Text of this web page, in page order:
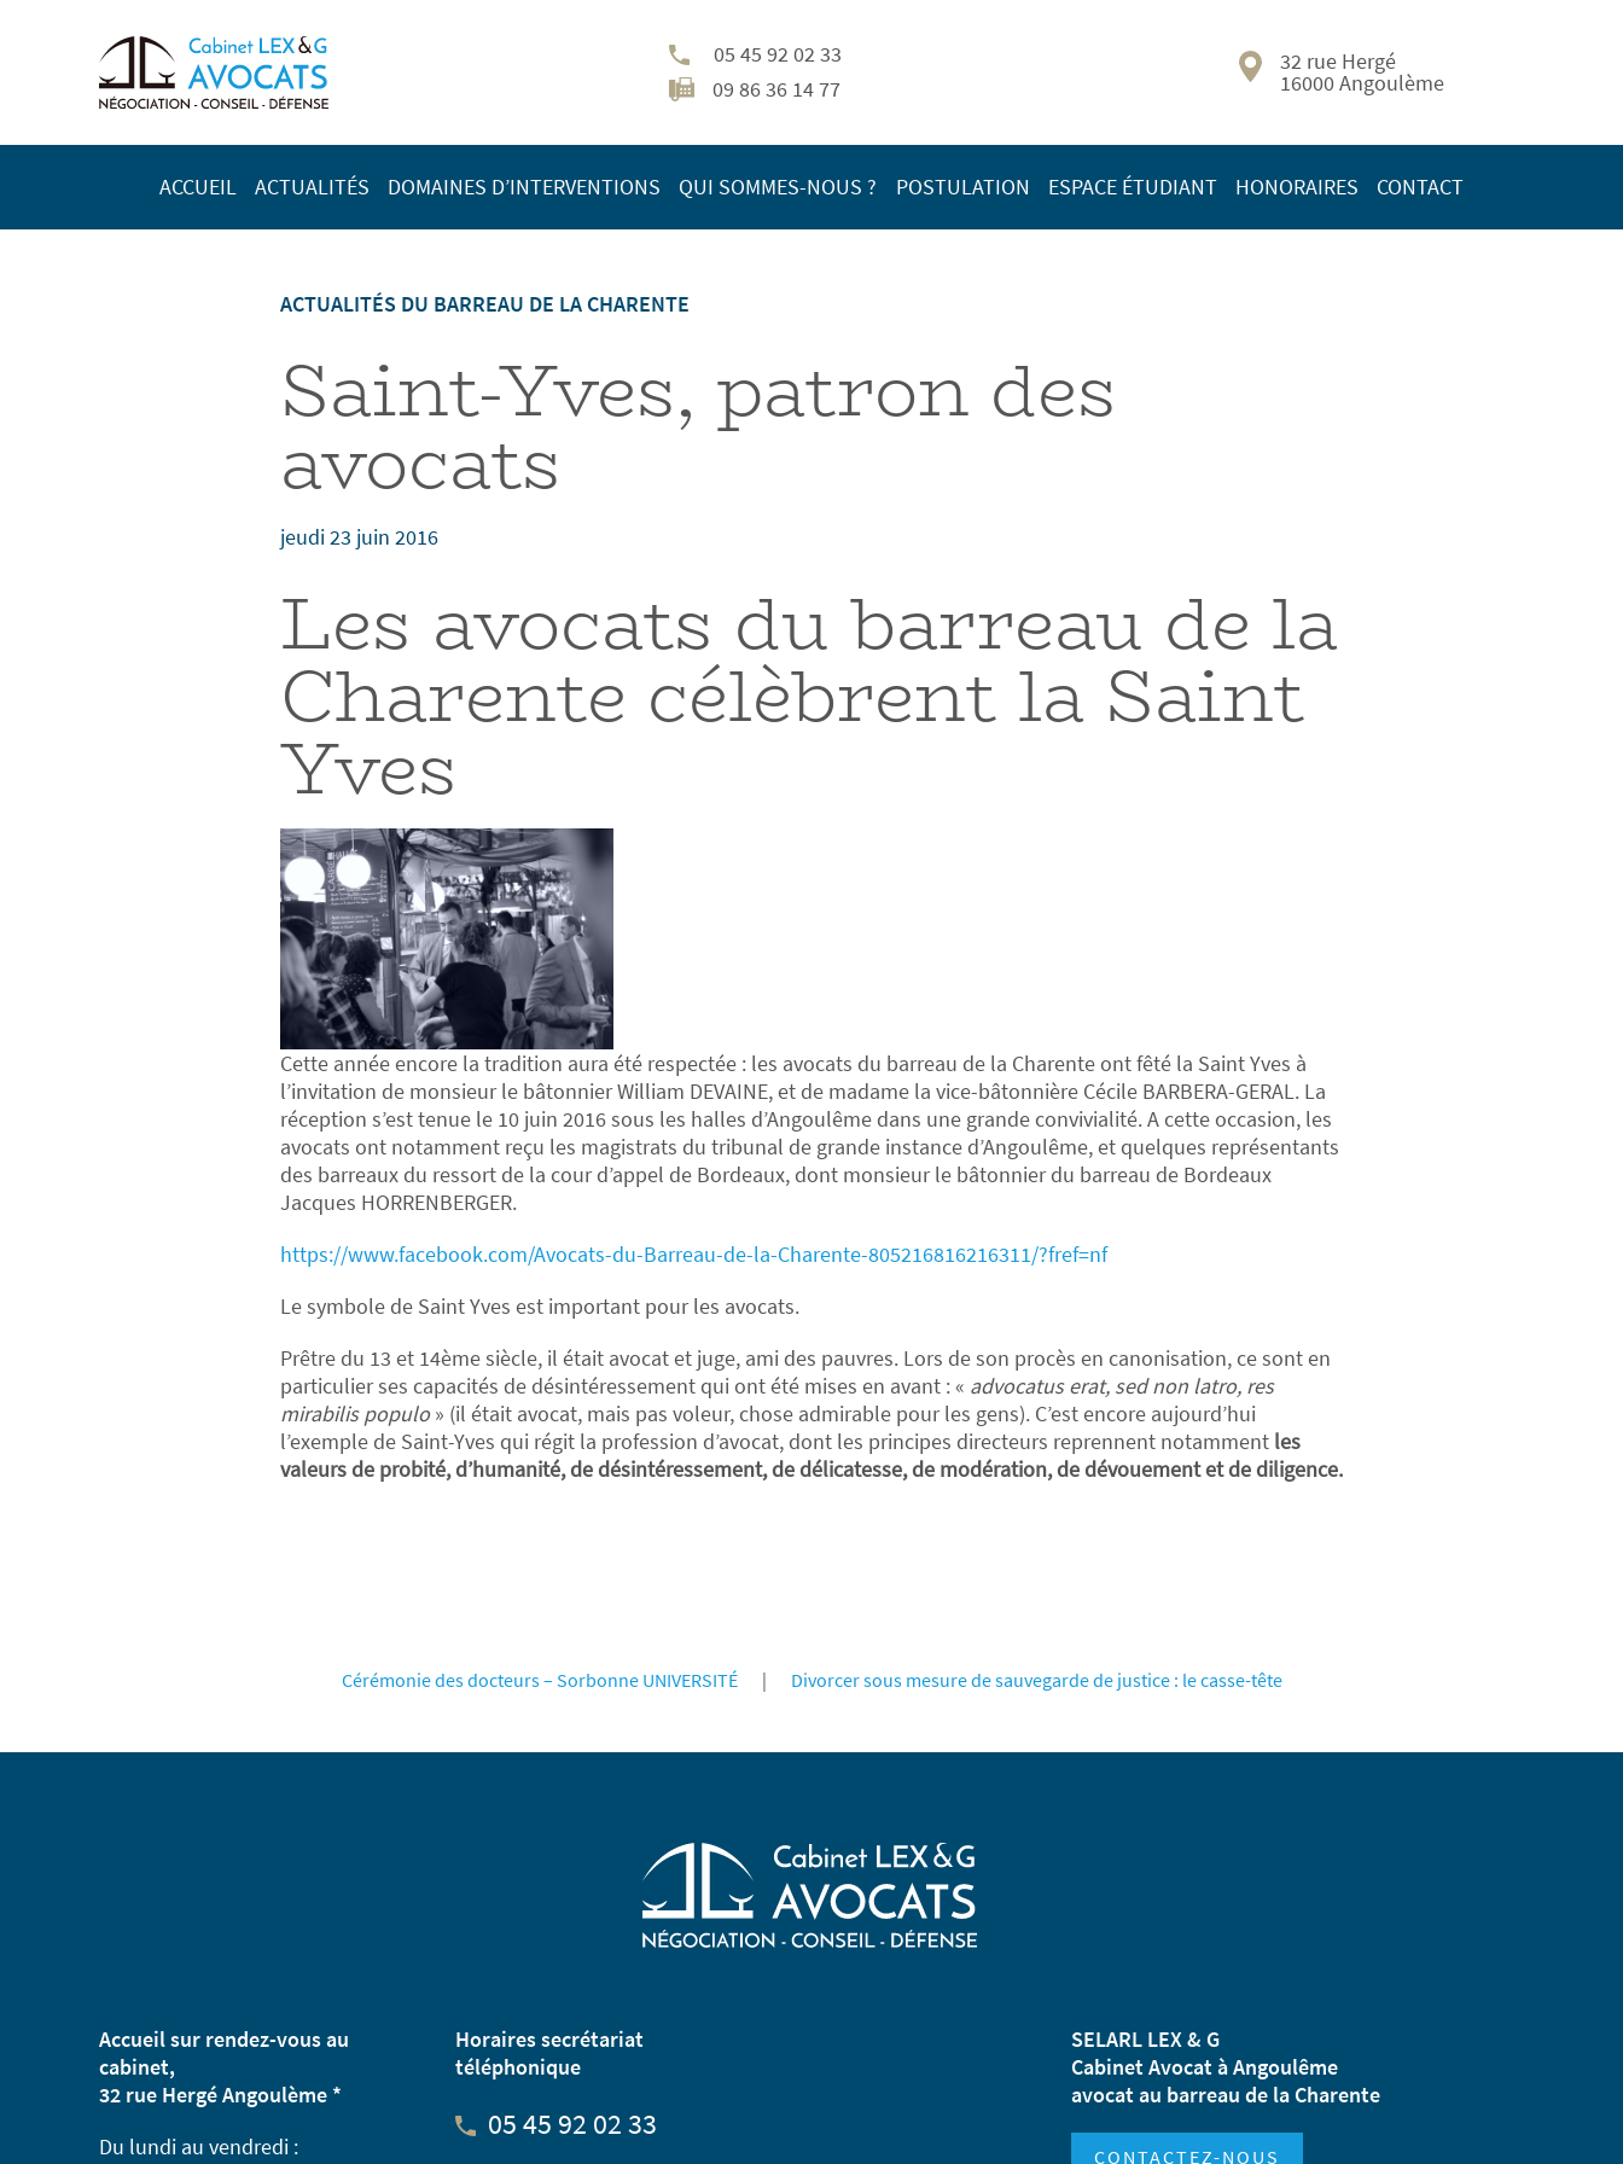
05 45 92 02 33
09 86 36 14 77
32 rue Hergé
16000 Angoulème
ACCUEIL ACTUALITÉS DOMAINES D’INTERVENTIONS QUI SOMMES-NOUS ? POSTULATION ESPACE ÉTUDIANT HONORAIRES CONTACT
ACTUALITÉS DU BARREAU DE LA CHARENTE
Saint-Yves, patron des
avocats
jeudi 23 juin 2016
Les avocats du barreau de la
Charente célèbrent la Saint
Yves
Cette année encore la tradition aura été respectée : les avocats du barreau de la Charente ont fêté la Saint Yves à
l’invitation de monsieur le bâtonnier William DEVAINE, et de madame la vice-bâtonnière Cécile BARBERA-GERAL. La
réception s’est tenue le 10 juin 2016 sous les halles d’Angoulême dans une grande convivialité. A cette occasion, les
avocats ont notamment reçu les magistrats du tribunal de grande instance d’Angoulême, et quelques représentants
des barreaux du ressort de la cour d’appel de Bordeaux, dont monsieur le bâtonnier du barreau de Bordeaux
Jacques HORRENBERGER.
https://www.facebook.com/Avocats-du-Barreau-de-la-Charente-805216816216311/?fref=nf
Le symbole de Saint Yves est important pour les avocats.
Prêtre du 13 et 14ème siècle, il était avocat et juge, ami des pauvres. Lors de son procès en canonisation, ce sont en
particulier ses capacités de désintéressement qui ont été mises en avant : « advocatus erat, sed non latro, res
mirabilis populo» (il était avocat, mais pas voleur, chose admirable pour les gens). C’est encore aujourd’hui
l’exemple de Saint-Yves qui régit la profession d’avocat, dont les principes directeurs reprennent notamment les
valeurs de probité, d’humanité, de désintéressement, de délicatesse, de modération, de dévouement et de diligence.
Cérémonie des docteurs – Sorbonne UNIVERSITÉ | Divorcer sous mesure de sauvegarde de justice : le casse-tête
Accueil sur rendez-vous au
cabinet,
32 rue Hergé Angoulème *
Du lundi au vendredi :
Horaires secrétariat
téléphonique
05 45 92 02 33
SELARL LEX & G
Cabinet Avocat à Angoulême
avocat au barreau de la Charente
CONTACTEZ-NOUS